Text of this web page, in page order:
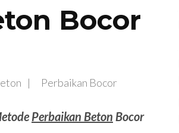
Bocor
Perbaikan Bocor
Perbaikan Beton Bocor